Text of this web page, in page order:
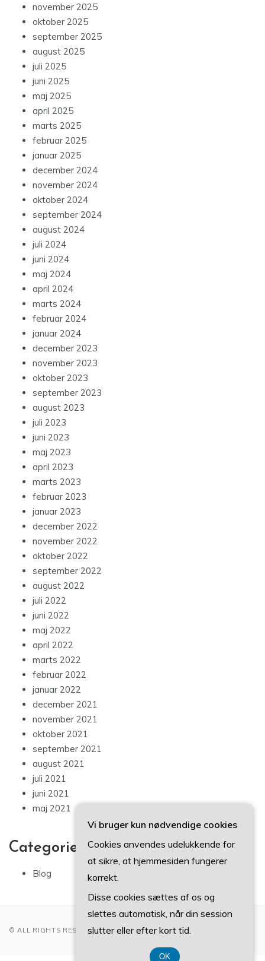
november 2025
oktober 2025
september 2025
august 2025
juli 2025
juni 2025
maj 2025
april 2025
marts 2025
februar 2025
januar 2025
december 2024
november 2024
oktober 2024
september 2024
august 2024
juli 2024
juni 2024
maj 2024
april 2024
marts 2024
februar 2024
januar 2024
december 2023
november 2023
oktober 2023
september 2023
august 2023
juli 2023
juni 2023
maj 2023
april 2023
marts 2023
februar 2023
januar 2023
december 2022
november 2022
oktober 2022
september 2022
august 2022
juli 2022
juni 2022
maj 2022
april 2022
marts 2022
februar 2022
januar 2022
december 2021
november 2021
oktober 2021
september 2021
august 2021
juli 2021
juni 2021
maj 2021
Categories
Blog
© ALL RIGHTS RESERVED 2022
Vi bruger kun nødvendige cookies
Cookies anvendes udelukkende for
at sikre, at hjemmesiden fungerer
korrekt.
Disse cookies sættes af os og
slettes automatisk, når din session
slutter eller efter kort tid.
OK